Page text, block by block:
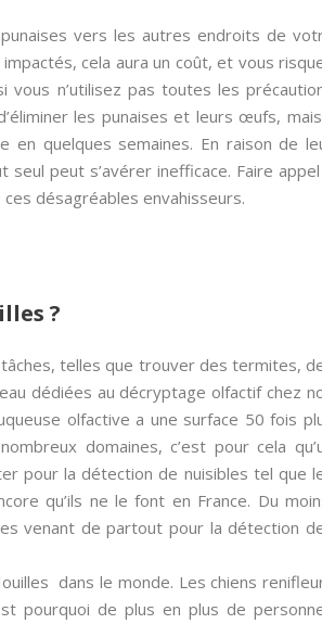
vers les autres endroits de
cela aura un coût, et vous
n’utilisez pas toutes les
les punaises et leurs œufs,
en quelques semaines. En raison de
peut s’avérer inefficace. Faire appel
désagréables envahisseurs.
?
telles que trouver des termites,
dédiées au décryptage olfactif chez
olfactive a une surface 50 fois
domaines, c’est pour cela
pour la détection de nuisibles tel que
qu’ils ne le font en France. Du
venant de partout pour la détection
dans le monde. Les chiens
pourquoi de plus en plus de